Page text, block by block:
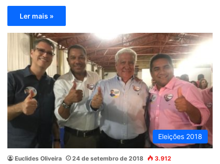
Ler mais »
Eleições 2018
Euclides Oliveira 24 de setembro de 2018 3.912